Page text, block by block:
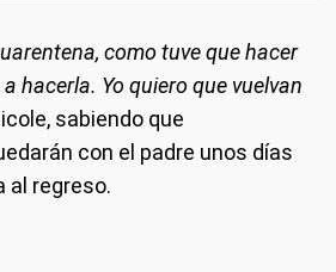
como tuve que hacer
hacerla. Yo quiero que vuelvan
sabiendo que
con el padre unos días
al regreso.